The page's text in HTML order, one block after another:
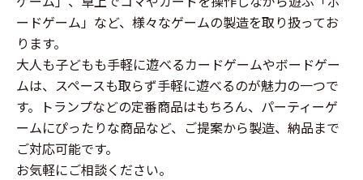
ードゲーム」など、様々なゲームの製造を取り扱ってお
ります。
大人も子どもも手軽に遊べるカードゲームやボードゲー
ムは、スペースも取らず手軽に遊べるのが魅力の一つで
す。トランプなどの定番商品はもちろん、パーティーゲ
ームにぴったりな商品など、ご提案から製造、納品まで
ご対応可能です。
お気軽にご相談ください。